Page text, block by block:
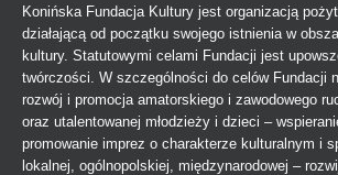
Konińska Fundacja Kultury jest organizacją
działającą od początku swojego istnienia w
kultury. Statutowymi celami Fundacji jest
twórczości. W szczególności do celów Fundacji
rozwój i promocja amatorskiego i zawodowego
oraz utalentowanej młodzieży i dzieci –
promowanie imprez o charakterze kulturalnym i
lokalnej, ogólnopolskiej, międzynarodowej –